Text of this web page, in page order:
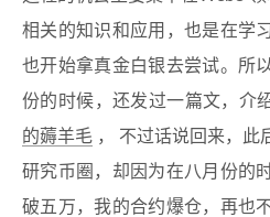
相关的知识和应用，也是在学
也开始拿真金白银去尝试。所
份的时候，还发过一篇文，介
的薅羊毛 ， 不过话说回来，此
研究币圈，却因为在八月份的
破五万，我的合约爆仓，再也